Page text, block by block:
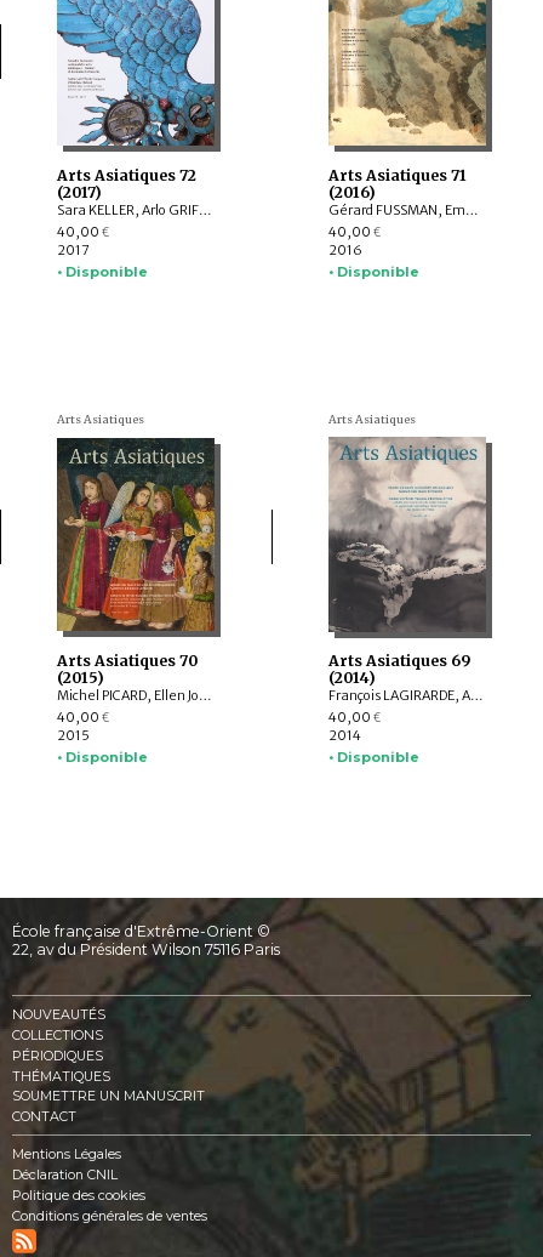
Arts Asiatiques 72
(2017)
Sara KELLER, Arlo GRIFFITHS, Marine SCHOETTEL, Margaux TRAN QUYET CHINH, Cristophe MUNIER-GAILLARD, Joseph SCHEIER-DOLBERG, Michele MATTEINI, Ellen Johnston LAING, Adalbert J. GAIL, Leqi YU , Anne FORT
40,00 €
2017
• Disponible
Arts Asiatiques 71
(2016)
Gérard FUSSMAN, Emmanuel FRANCIS-GONZE, Peter STEWART, Selvam THOREZ, Hedwige MULTZER O’NAGHTEN, Pauline SEBILLAUD, LIU Xiaoxi, Ariane PERRIN, Bertrand PORTE, Nicolas REVIRE, Mael BELLEC
40,00 €
2016
• Disponible
Arts Asiatiques
Arts Asiatiques 70
(2015)
Michel PICARD, Ellen Johnston LAING, Natalia POLOS’MAK, Fiona KIDD, Elizabeth BAKER BRITE, Lukas NICKEL, Arnaud BERTRAND, Valérie ZALESKI
40,00 €
2015
• Disponible
Arts Asiatiques
Arts Asiatiques 69
(2014)
François LAGIRARDE, Arlo GRIFFITHS, Hedwige MULTZER O’NAGHTEN, Nachiket CHANCHANI, Alice BIANCHI, Pierre CAMBON, Dominique SOUTIF, Julia ESTEVE, Anne-Valérie SCHWEYER, Brice VINCENT, Pauline LUNSINGH SCHEURLEER
40,00 €
2014
• Disponible
École française d'Extrême-Orient ©
22, av du Président Wilson 75116 Paris
NOUVEAUTÉS
COLLECTIONS
PÉRIODIQUES
THÉMATIQUES
SOUMETTRE UN MANUSCRIT
CONTACT
Mentions Légales
Déclaration CNIL
Politique des cookies
Conditions générales de ventes